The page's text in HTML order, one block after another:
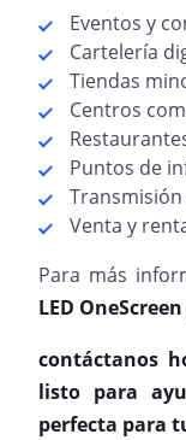
Eventos y
Cartelería
Tiendas
Centros
Puntos de
Venta y
Para más
LED OneScreen
contáctanos
listo para
perfecta para